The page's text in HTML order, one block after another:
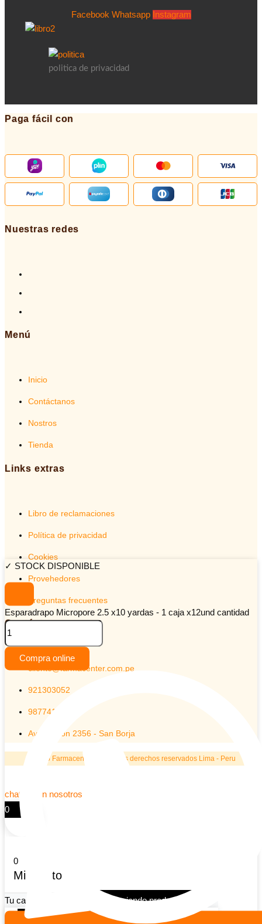
Facebook Whatsapp Instagram
politica de privacidad
Paga fácil con
Nuestras redes
Menú
Inicio
Contáctanos
Nostros
Tienda
Links extras
Libro de reclamaciones
Política de privacidad
Cookies
Provehedores
Preguntas frecuentes
Contáctanos
cliente@farmacenter.com.pe
921303052
987741905
Av Aviacion 2356 - San Borja
© 2026 Farmacenter | Todos los derechos reservados Lima - Peru
chatea con nosotros
0
0
Mi carrito
Tu carrito esta vacio Seguir viendo productos
Continuar comprando
✓ STOCK DISPONIBLE
Esparadrapo Micropore 2.5 x10 yardas - 1 caja x12und cantidad
Compra online